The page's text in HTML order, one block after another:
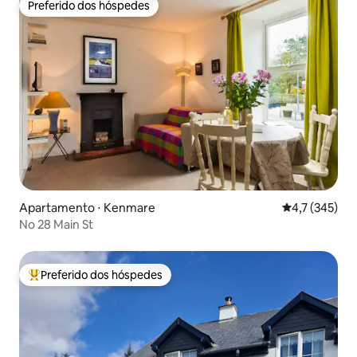
Preferido dos hóspedes
Preferido dos hóspedes
Apartamento ⋅ Kenmare 4,7 de uma
4,7 (345)
No 28 Main St
Entre os melhores preferidos dos hóspedes
Preferido dos hóspedes